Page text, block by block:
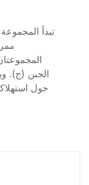
تبدأ
الجبن (ج).
حول